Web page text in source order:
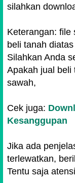
silahkan
Keterangan: file
beli tanah
Silahkan Anda
Apakah jual beli
sawah,
Cek juga:
Kesanggupan
Jika ada
terlewatkan,
Tentu saja